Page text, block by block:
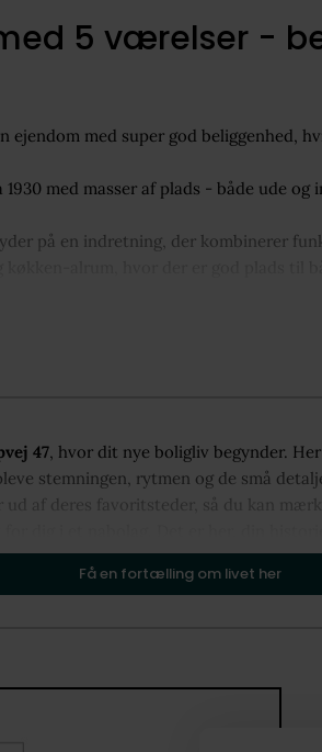
5 værelser -
ejendom med super god beliggenhed,
med masser af plads - både ude og
på en indretning, der kombinerer
er der rig mulighed for at
og en indbydende have med god plads
det er nemt at nyde de rolige
– en hyggelig og aktiv landsby
100 meter fra ejendomme og nem
47, hvor dit nye boligliv begynder.
stemningen, rytmen og de små
ud af deres favoritsteder, så du kan
danne rammen om dit næste kapitel.​
Få en fortælling om livet her